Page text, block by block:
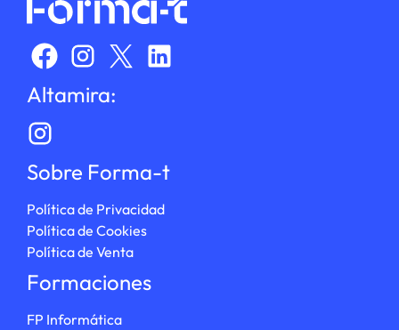
Altamira:
Sobre Forma-t
Política de Privacidad
Política de Cookies
Política de Venta
Formaciones
FP Informática